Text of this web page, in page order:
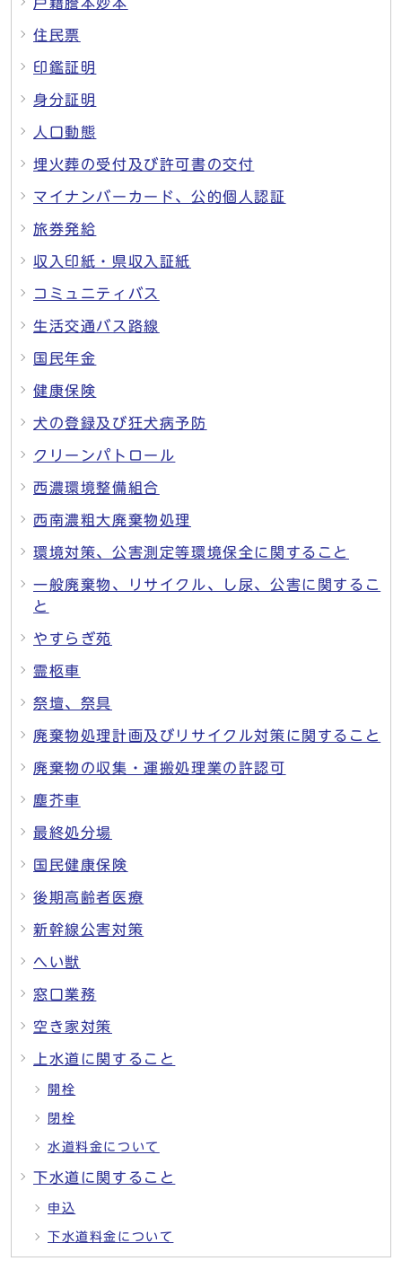
住民票
印鑑証明
身分証明
人口動態
埋火葬の受付及び許可書の交付
マイナンバーカード、公的個人認証
旅券発給
収入印紙・県収入証紙
コミュニティバス
生活交通バス路線
国民年金
健康保険
犬の登録及び狂犬病予防
クリーンパトロール
西濃環境整備組合
西南濃粗大廃棄物処理
環境対策、公害測定等環境保全に関すること
一般廃棄物、リサイクル、し尿、公害に関するこ
と
やすらぎ苑
霊柩車
祭壇、祭具
廃棄物処理計画及びリサイクル対策に関すること
廃棄物の収集・運搬処理業の許認可
塵芥車
最終処分場
国民健康保険
後期高齢者医療
新幹線公害対策
へい獣
窓口業務
空き家対策
上水道に関すること
開栓
閉栓
水道料金について
下水道に関すること
申込
下水道料金について